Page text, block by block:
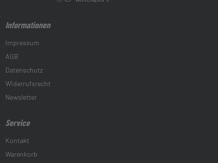
Informationen
Impressum
AGB
Datenschutz
Widerrufsrecht
Newsletter
Service
Kontakt
Warenkorb